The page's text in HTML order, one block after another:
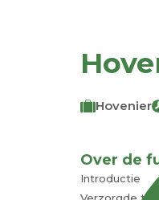
Hovenier
Over de
Introductie